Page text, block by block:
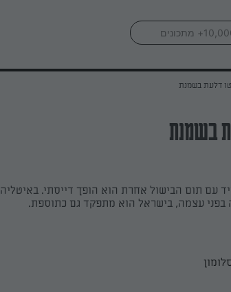
דלעת בשמנת
בשמנת
עם תום הבישול אחרת הוא הופך דייסתי. באיטליה
בפני עצמה, בישראל הוא מתפקד גם כתוספת.